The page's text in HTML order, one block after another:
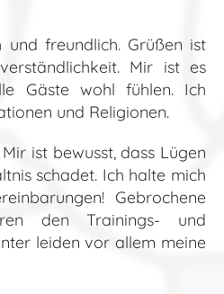
freundlich. Grüßen ist
Mir ist es
Gäste wohl fühlen. Ich
und Religionen.
ist bewusst, dass Lügen
schadet. Ich halte mich
Gebrochene
den Trainings- und
leiden vor allem meine